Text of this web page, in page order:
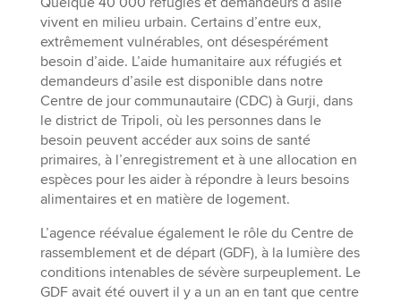
vivent en milieu urbain. Certains d’entre eux,
extrêmement vulnérables, ont désespérément
besoin d’aide. L’aide humanitaire aux réfugiés et
demandeurs d’asile est disponible dans notre
Centre de jour communautaire (CDC) à Gurji, dans
le district de Tripoli, où les personnes dans le
besoin peuvent accéder aux soins de santé
primaires, à l’enregistrement et à une allocation en
espèces pour les aider à répondre à leurs besoins
alimentaires et en matière de logement.
L’agence réévalue également le rôle du Centre de
rassemblement et de départ (GDF), à la lumière des
conditions intenables de sévère surpeuplement. Le
GDF avait été ouvert il y a un an en tant que centre